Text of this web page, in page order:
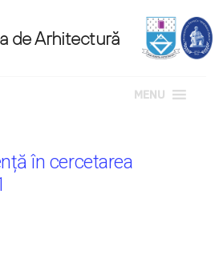
MENU
în cercetarea